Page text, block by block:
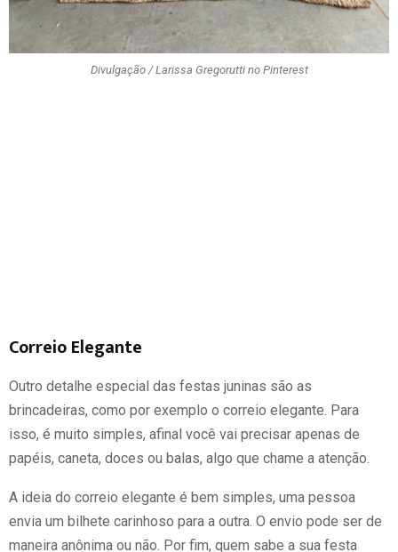
Divulgação / Larissa Gregorutti no Pinterest
Correio Elegante
Outro detalhe especial das festas juninas são as
brincadeiras, como por exemplo o correio elegante. Para
isso, é muito simples, afinal você vai precisar apenas de
papéis, caneta, doces ou balas, algo que chame a atenção.
A ideia do correio elegante é bem simples, uma pessoa
envia um bilhete carinhoso para a outra. O envio pode ser de
maneira anônima ou não. Por fim, quem sabe a sua festa